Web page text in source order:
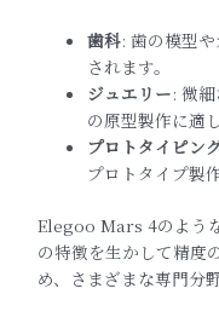
歯科: 歯の模型
されます。
ジュエリー: 微
の原型製作に適
プロトタイピン
プロトタイプ製
Elegoo Mars 4のよう
の特徴を生かして精度
め、さまざまな専門分